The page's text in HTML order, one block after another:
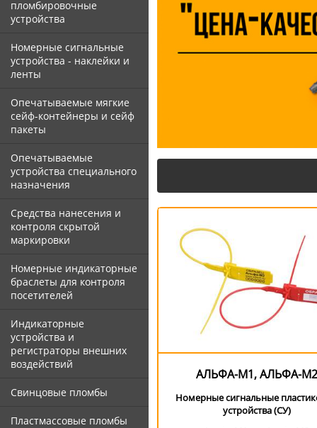
пломбировочные
устройства
Номерные сигнальные
устройства - наклейки и
ленты
Опечатываемые мягкие
сейф-контейнеры и сейф
пакеты
Опечатываемые
устройства специального
назначения
Средства нанесения и
контроля скрытой
маркировки
Номерные индикаторные
браслеты для контроля
посетителей
Индикаторные
устройства и
регистраторы внешних
воздействий
Свинцовые пломбы
Пластмассовые пломбы
АЛЬФА-М1, АЛЬФА-М2
Номерные сигнальные
устройства (СУ)